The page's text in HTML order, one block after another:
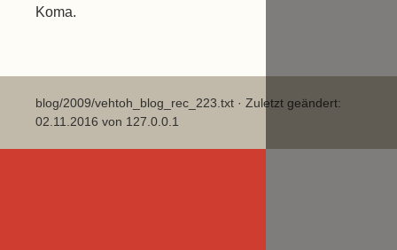
Koma.
blog/2009/vehtoh_blog_rec_223.txt · Zuletzt geändert:
02.11.2016 von 127.0.0.1